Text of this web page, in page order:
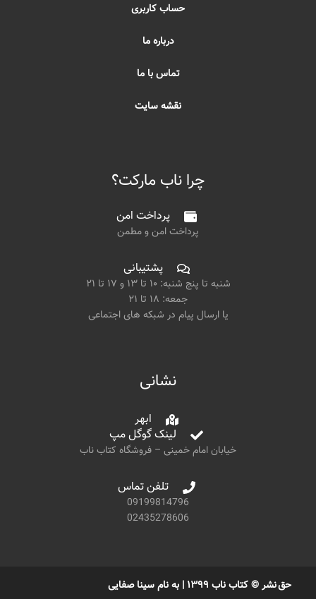
حساب کاربری
درباره ما
تماس با ما
نقشه سایت
چرا ناب مارکت؟
پرداخت امن
پرداخت امن و مطمن
پشتیبانی
شنبه تا پنج شنبه: ۱۰ تا ۱۳ و ۱۷ تا ۲۱
جمعه: ۱۸ تا ۲۱
یا ارسال پیام در شبکه های اجتماعی
نشانی
ابهر
لینک گوگل مپ
خیابان امام خمینی – فروشگاه کتاب ناب
تلفن تماس
09199814796
02435278606
حق نشر © کتاب ناب ۱۳۹۹ | به نام سینا صفایی